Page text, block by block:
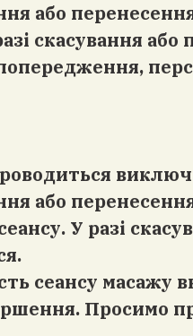
або
скасування
або
У разі
сеансу
Просимо